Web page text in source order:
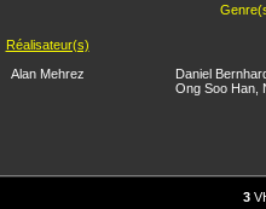
Réalisateur(s)
Alan Mehrez
Daniel
Ong Soo Han
3